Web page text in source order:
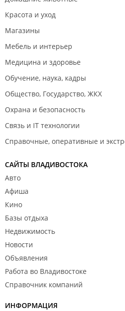
Красота и уход
Магазины
Мебель и интерьер
Медицина и здоровье
Обучение, наука, кадры
Общество, Государство, ЖКХ
Охрана и безопасность
Связь и IT технологии
Справочные, оперативные и
САЙТЫ ВЛАДИВОСТОКА
Авто
Афиша
Кино
Базы отдыха
Недвижимость
Новости
Объявления
Работа во Владивостоке
Справочник компаний
ИНФОРМАЦИЯ